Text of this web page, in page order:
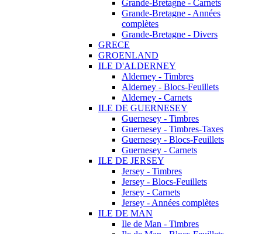
Grande-Bretagne - Carnets
Grande-Bretagne - Années
complètes
Grande-Bretagne - Divers
GRECE
GROENLAND
ILE D'ALDERNEY
Alderney - Timbres
Alderney - Blocs-Feuillets
Alderney - Carnets
ILE DE GUERNESEY
Guernesey - Timbres
Guernesey - Timbres-Taxes
Guernesey - Blocs-Feuillets
Guernesey - Carnets
ILE DE JERSEY
Jersey - Timbres
Jersey - Blocs-Feuillets
Jersey - Carnets
Jersey - Années complètes
ILE DE MAN
Ile de Man - Timbres